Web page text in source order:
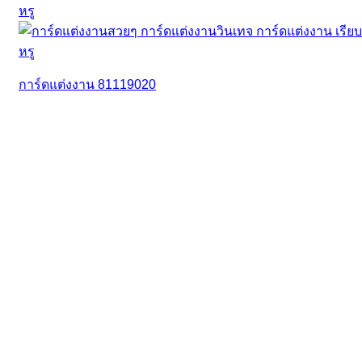
การ์ดแต่งงาน 81119020